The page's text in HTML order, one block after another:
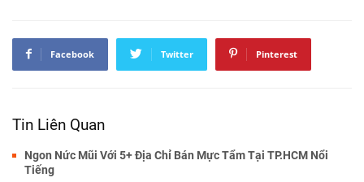
Facebook Twitter Pinterest
Tin Liên Quan
Ngon Nức Mũi Với 5+ Địa Chỉ Bán Mực Tẩm Tại TP.HCM Nổi
Tiếng